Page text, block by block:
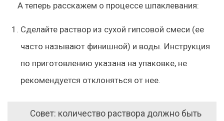
А теперь расскажем о процессе шпаклевания:
Сделайте раствор из сухой гипсовой смеси (ее
часто называют финишной) и воды. Инструкция
по приготовлению указана на упаковке, не
рекомендуется отклоняться от нее.
Совет: количество раствора должно быть